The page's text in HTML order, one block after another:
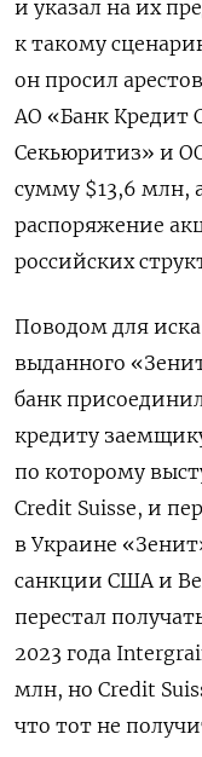
и указал на их
к такому
он просил
АО «Банк Кредит
Секьюритиз» и
сумму $13,6 млн,
распоряжение
российских
Поводом для иска
выданного
банк
кредиту
по которому
Credit Suisse, и
в Украине
санкции США и
перестал
2023 года
млн, но Credit
что тот не